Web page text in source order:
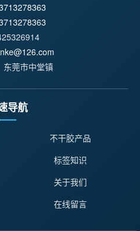
东莞市中堂镇
导航
不干胶产品
标签知识
关于我们
在线留言